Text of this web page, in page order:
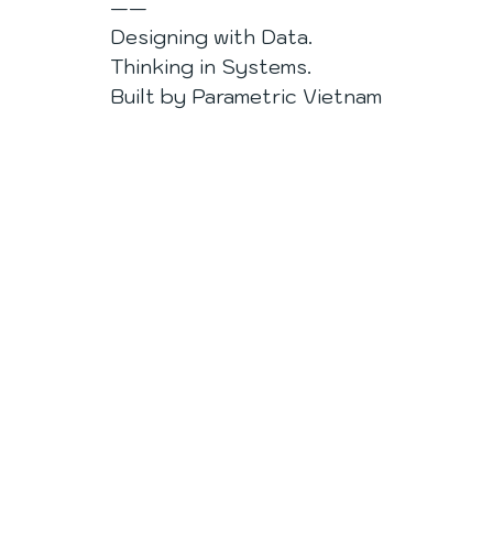
——
Designing with Data.
Thinking in Systems.
Built by Parametric Vietnam